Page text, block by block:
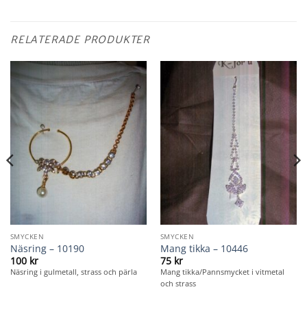
RELATERADE PRODUKTER
SMYCKEN
Näsring – 10190
100 kr
Näsring i gulmetall, strass och pärla
SMYCKEN
Mang tikka – 10446
75 kr
Mang tikka/Pannsmycket i vitmetal
och strass